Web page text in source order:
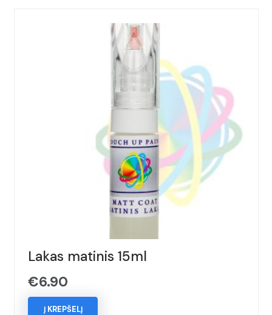
Lakas matinis 15ml
€6.90
Į KREPŠELĮ